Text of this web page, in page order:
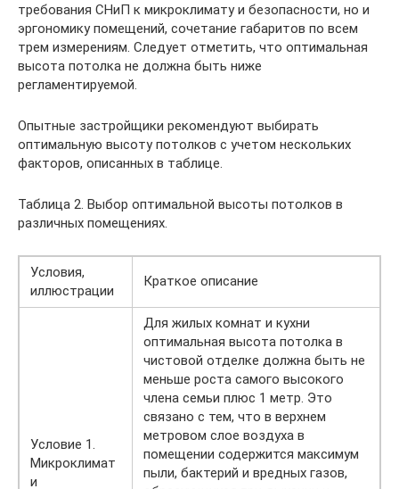
требования СНиП к микроклимату и безопасности, но и
эргономику помещений, сочетание габаритов по всем
трем измерениям. Следует отметить, что оптимальная
высота потолка не должна быть ниже
регламентируемой.
Опытные застройщики рекомендуют выбирать
оптимальную высоту потолков с учетом нескольких
факторов, описанных в таблице.
Таблица 2. Выбор оптимальной высоты потолков в
различных помещениях.
Условия,
иллюстрации
Краткое описание
Условие 1.
Микроклимат
и
Для жилых комнат и кухни
оптимальная высота потолка в
чистовой отделке должна быть не
меньше роста самого высокого
члена семьи плюс 1 метр. Это
связано с тем, что в верхнем
метровом слое воздуха в
помещении содержится максимум
пыли, бактерий и вредных газов,